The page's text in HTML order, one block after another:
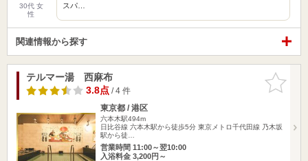
30代 女
性
スパ…
関連情報から探す
お気に入
りに追加
テルマー湯 西麻布
3.8点/ 4 件
東京都 / 港区
六本木駅494m
日比谷線 六本木駅から徒歩5分 東京メトロ千代田線 乃木坂
駅から徒…
営業時間 11:00～翌10:00
入浴料金 3,200円～